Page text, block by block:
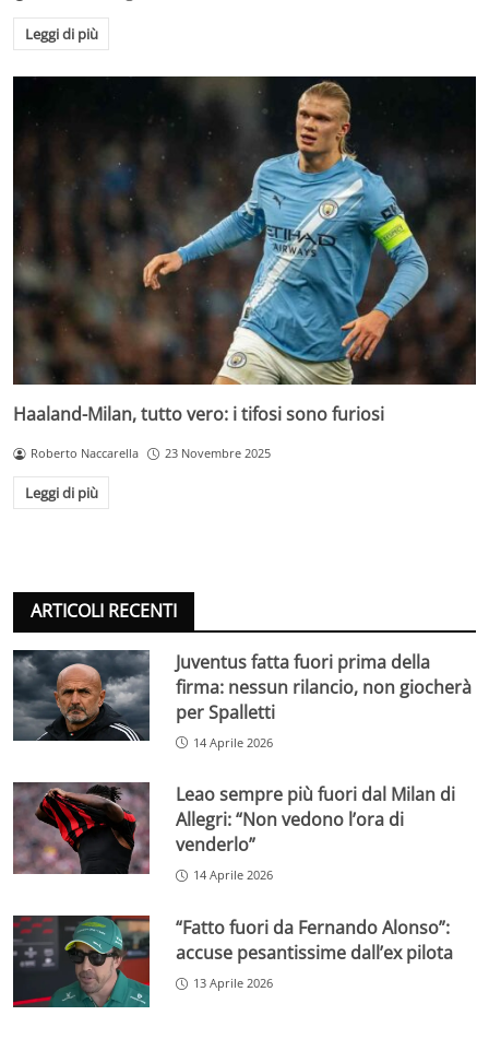
Leggi di più
Haaland-Milan, tutto vero: i tifosi sono furiosi
Roberto Naccarella 23 Novembre 2025
Leggi di più
ARTICOLI RECENTI
Juventus fatta fuori prima della
firma: nessun rilancio, non giocherà
per Spalletti
14 Aprile 2026
Leao sempre più fuori dal Milan di
Allegri: “Non vedono l’ora di
venderlo”
14 Aprile 2026
“Fatto fuori da Fernando Alonso”:
accuse pesantissime dall’ex pilota
13 Aprile 2026